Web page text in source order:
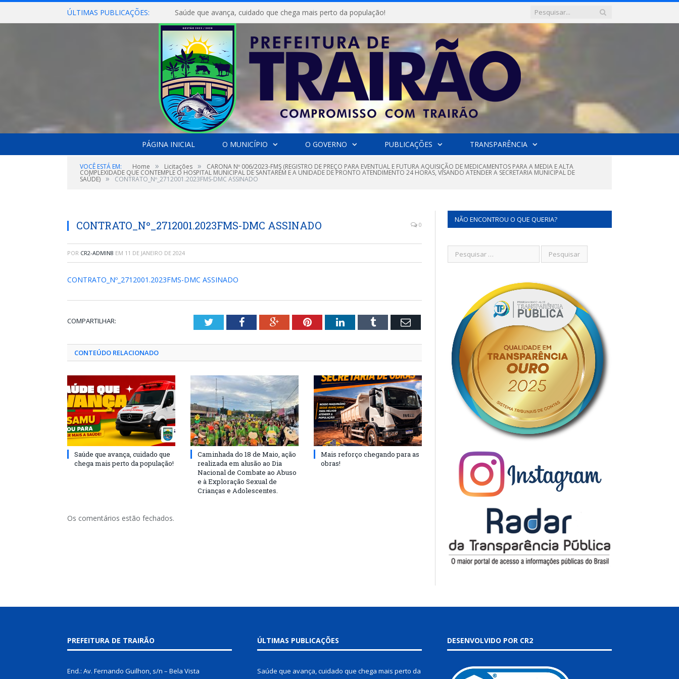
ÚLTIMAS PUBLICAÇÕES: Saúde que avança, cuidado que chega mais perto da população!
PÁGINA INICIAL O MUNICÍPIO O GOVERNO PUBLICAÇÕES TRANSPARÊNCIA
VOCÊ ESTÁ EM: Home » Licitações » CARONA Nº 006/2023-FMS (REGISTRO DE PREÇO PARA EVENTUAL E FUTURA AQUISIÇÃO DE MEDICAMENTOS PARA A MEDIA E ALTA
COMPLEXIDADE QUE CONTEMPLE O HOSPITAL MUNICIPAL DE SANTARÉM E A UNIDADE DE PRONTO ATENDIMENTO 24 HORAS, VISANDO ATENDER A SECRETARIA MUNICIPAL DE
SAÚDE) » CONTRATO_Nº_2712001.2023FMS-DMC ASSINADO
CONTRATO_Nº_2712001.2023FMS-DMC ASSINADO 0
POR CR2-ADMIN8 EM 11 DE JANEIRO DE 2024
CONTRATO_Nº_2712001.2023FMS-DMC ASSINADO
COMPARTILHAR: TwitterFacebookGoogle+PinterestLinkedInTumblr Email
CONTEÚDO RELACIONADO
Saúde que avança, cuidado que
chega mais perto da população!
Caminhada do 18 de Maio, ação
realizada em alusão ao Dia
Nacional de Combate ao Abuso
e à Exploração Sexual de
Crianças e Adolescentes.
Mais reforço chegando para as
obras!
Os comentários estão fechados.
NÃO ENCONTROU O QUE QUERIA?
PREFEITURA DE TRAIRÃO
End.: Av. Fernando Guilhon, s/n – Bela Vista
ÚLTIMAS PUBLICAÇÕES
Saúde que avança, cuidado que chega mais perto da
DESENVOLVIDO POR CR2